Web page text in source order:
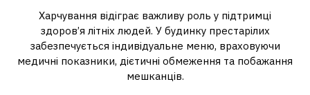
Харчування відіграє важливу роль у підтримці
здоров’я літніх людей. У будинку престарілих
забезпечується індивідуальне меню, враховуючи
медичні показники, дієтичні обмеження та побажання
мешканців.